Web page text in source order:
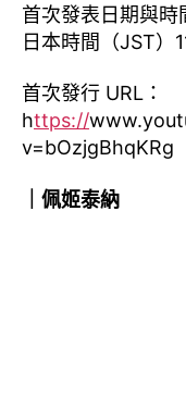
首次發表日期與時
日本時間（JST）
首次發行 URL：
https://
v=bOzjgBhqKRg
｜佩姬泰納